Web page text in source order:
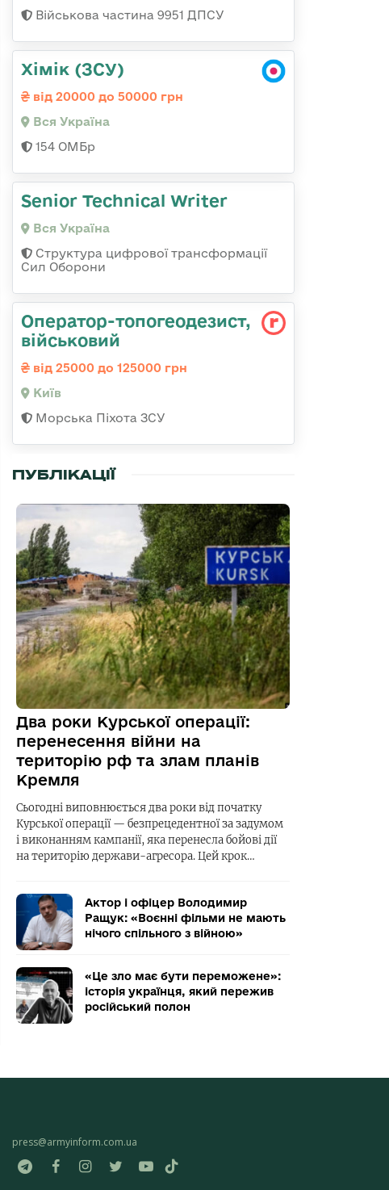
Військова частина 9951 ДПСУ
Хімік (ЗСУ)
від 20000 до 50000 грн
Вся Україна
154 ОМБр
Senior Technical Writer
Вся Україна
Структура цифрової трансформації
Сил Оборони
Опеpатоp-топогеодезист,
військовий
від 25000 до 125000 грн
Київ
Морська Піхота ЗСУ
ПУБЛІКАЦІЇ
Два роки Курської операції:
перенесення війни на
територію рф та злам планів
Кремля
Сьогодні виповнюється два роки від початку
Курської операції — безпрецедентної за задумом
і виконанням кампанії, яка перенесла бойові дії
на територію держави-агресора. Цей крок…
Актор і офіцер Володимир
Ращук: «Воєнні фільми не мають
нічого спільного з війною»
«Це зло має бути переможене»:
історія українця, який пережив
російський полон
press@armyinform.com.ua